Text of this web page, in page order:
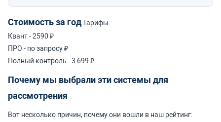
Стоимость за годТарифы:
Квант - 2590 ₽
ПРО - по запросу ₽
Полный контроль - 3 699 ₽
Почему мы выбрали эти системы для
рассмотрения
Вот несколько причин, почему они вошли в наш рейтинг: